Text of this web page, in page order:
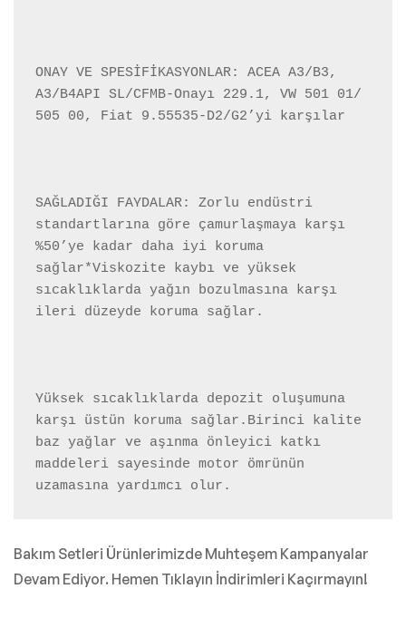
ONAY VE SPESİFİKASYONLAR: ACEA A3/B3,
A3/B4API SL/CFMB-Onayı 229.1, VW 501 01/
505 00, Fiat 9.55535-D2/G2’yi karşılar
SAĞLADIĞI FAYDALAR: Zorlu endüstri
standartlarına göre çamurlaşmaya karşı
%50’ye kadar daha iyi koruma
sağlar*Viskozite kaybı ve yüksek
sıcaklıklarda yağın bozulmasına karşı
ileri düzeyde koruma sağlar.
Yüksek sıcaklıklarda depozit oluşumuna
karşı üstün koruma sağlar.Birinci kalite
baz yağlar ve aşınma önleyici katkı
maddeleri sayesinde motor ömrünün
uzamasına yardımcı olur.
Bakım Setleri Ürünlerimizde Muhteşem Kampanyalar
Devam Ediyor. Hemen Tıklayın İndirimleri Kaçırmayın!